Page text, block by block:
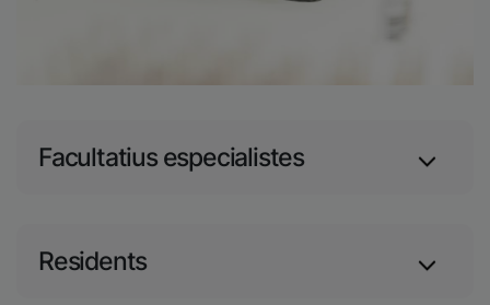
Facultatius especialistes
Residents